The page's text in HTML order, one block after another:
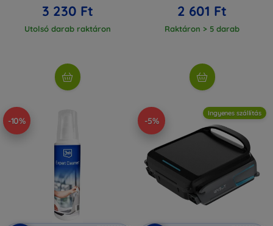
3 230 Ft
Utolsó darab raktáron
2 601 Ft
Raktáron > 5 darab
-10% -5%
Ingyenes szállítás